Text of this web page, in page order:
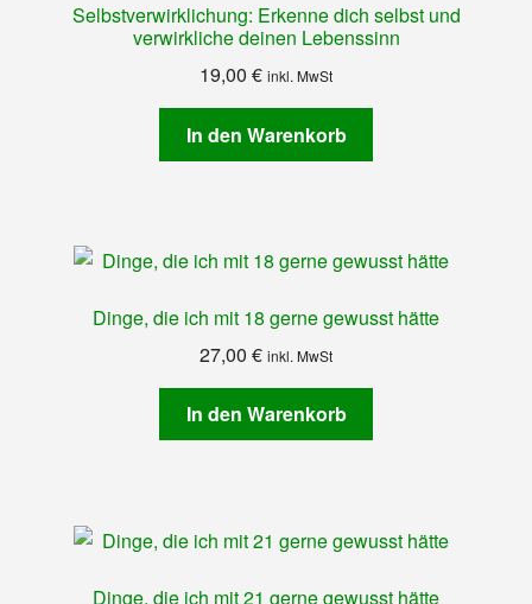
Selbstverwirklichung: Erkenne dich selbst und
verwirkliche deinen Lebenssinn
19,00 € inkl. MwSt
In den Warenkorb
Dinge, die ich mit 18 gerne gewusst hätte
27,00 € inkl. MwSt
In den Warenkorb
Dinge, die ich mit 21 gerne gewusst hätte